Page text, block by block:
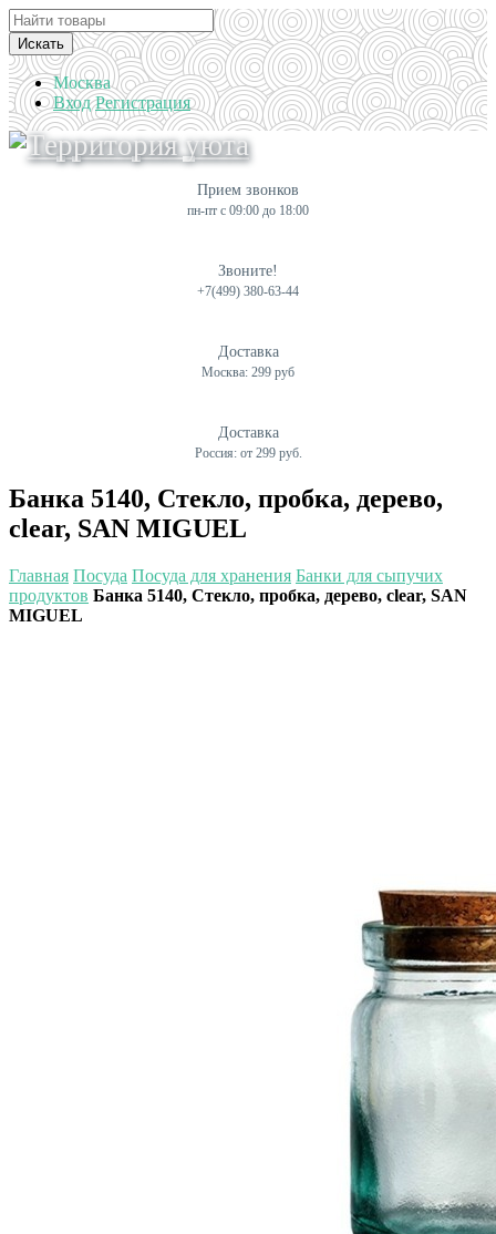
Искать
Москва
Вход Регистрация
Прием звонков
пн-пт с 09:00 до 18:00
Звоните!
+7(499) 380-63-44
Доставка
Москва: 299 руб
Доставка
Россия: от 299 руб.
Банка 5140, Стекло, пробка, дерево,
clear, SAN MIGUEL
Главная Посуда Посуда для хранения Банки для сыпучих
продуктов Банка 5140, Стекло, пробка, дерево, clear, SAN
MIGUEL